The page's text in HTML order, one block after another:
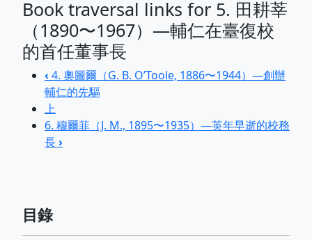
Book traversal links for 5. 田耕莘
（1890〜1967）—輔仁在臺復校
的首任董事長
‹ 4. 奧圖爾（G. B. O’Toole, 1886〜1944）—創辦
輔仁的先驅
上
6. 穆爾菲（J. M., 1895〜1935）—英年早逝的校務
長›
目錄